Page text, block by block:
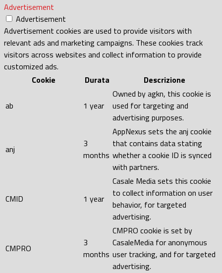
Advertisement
Advertisement
Advertisement cookies are used to provide visitors with
relevant ads and marketing campaigns. These cookies track
visitors across websites and collect information to provide
customized ads.
Cookie
Durata Descrizione
ab 1 year
Owned by agkn, this cookie is
used for targeting and
advertising purposes.
anj
3
months
AppNexus sets the anj cookie
that contains data stating
whether a cookie ID is synced
with partners.
CMID 1 year
Casale Media sets this cookie
to collect information on user
behavior, for targeted
advertising.
CMPRO
3
months
CMPRO cookie is set by
CasaleMedia for anonymous
user tracking, and for targeted
advertising.